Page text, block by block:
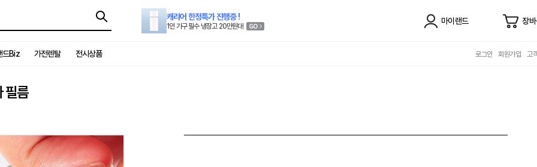
캐리어 한정특가 진행중 !
1인 가구 필수 냉장고 20만원대
마이랜드 장
드Biz 가전렌탈 전시상품 로그인 회원가입 고
필름